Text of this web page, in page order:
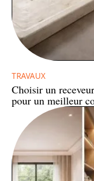
TRAVAUX
Choisir un
pour un meilleur